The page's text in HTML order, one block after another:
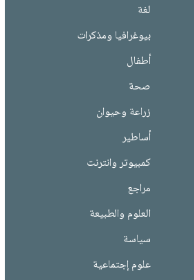
لغة
بيوغرافيا ومذكرات
أطفال
صحة
زراعة وحيوان
أساطير
كمبيوتر وانترنت
مراجع
العلوم والطبيعة
سياسة
علوم إجتماعية